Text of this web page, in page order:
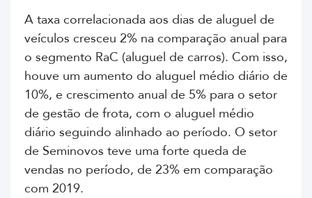
A taxa correlacionada aos dias de aluguel de
veículos cresceu 2% na comparação anual para
o segmento RaC (aluguel de carros). Com isso,
houve um aumento do aluguel médio diário de
10%, e crescimento anual de 5% para o setor
de gestão de frota, com o aluguel médio
diário seguindo alinhado ao período. O setor
de Seminovos teve uma forte queda de
vendas no período, de 23% em comparação
com 2019.